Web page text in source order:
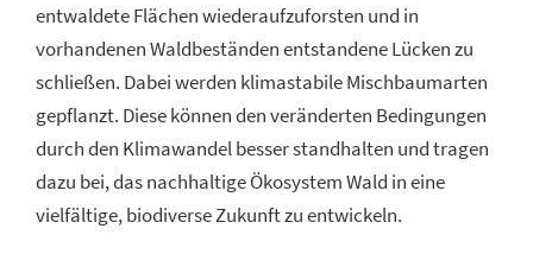
entwaldete Flächen wiederaufzuforsten und in
vorhandenen Waldbeständen entstandene Lücken zu
schließen. Dabei werden klimastabile Mischbaumarten
gepflanzt. Diese können den veränderten Bedingungen
durch den Klimawandel besser standhalten und tragen
dazu bei, das nachhaltige Ökosystem Wald in eine
vielfältige, biodiverse Zukunft zu entwickeln.